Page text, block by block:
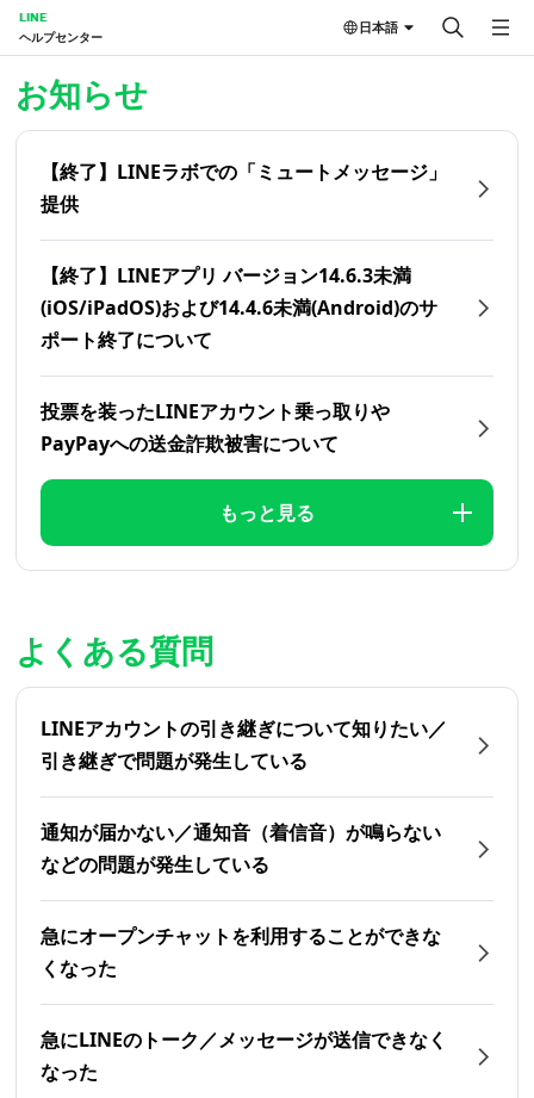
LINE
ヘルプセンター
日本語
お知らせ
【終了】LINEラボでの「ミュートメッセージ」
提供
【終了】LINEアプリ バージョン14.6.3未満
(iOS/iPadOS)および14.4.6未満(Android)のサ
ポート終了について
投票を装ったLINEアカウント乗っ取りや
PayPayへの送金詐欺被害について
もっと見る
よくある質問
LINEアカウントの引き継ぎについて知りたい／
引き継ぎで問題が発生している
通知が届かない／通知音（着信音）が鳴らない
などの問題が発生している
急にオープンチャットを利用することができな
くなった
急にLINEのトーク／メッセージが送信できなく
なった